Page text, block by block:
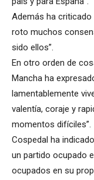
Además ha criticado
roto muchos
sido ellos”.
En otro orden de
Mancha ha
lamentablemente
valentía, coraje y
momentos difíciles”.
Cospedal ha
un partido ocupado
ocupados en su